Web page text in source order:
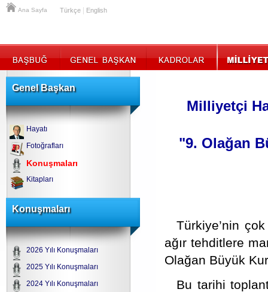
Ana Sayfa Türkçe English
Genel Başkan
Hayatı
Fotoğrafları
Konuşmaları
Kitapları
Konuşmaları
2026 Yılı Konuşmaları
2025 Yılı Konuşmaları
2024 Yılı Konuşmaları
Milliyetçi
"9. Olağan
Türkiye’nin çok
ağır tehditlere
Olağan Büyük
Bu tarihi